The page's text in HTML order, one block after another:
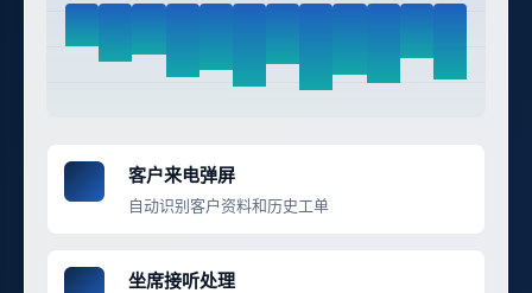
客户来电弹屏
自动识别客户资料和历史工单
坐席接听处理